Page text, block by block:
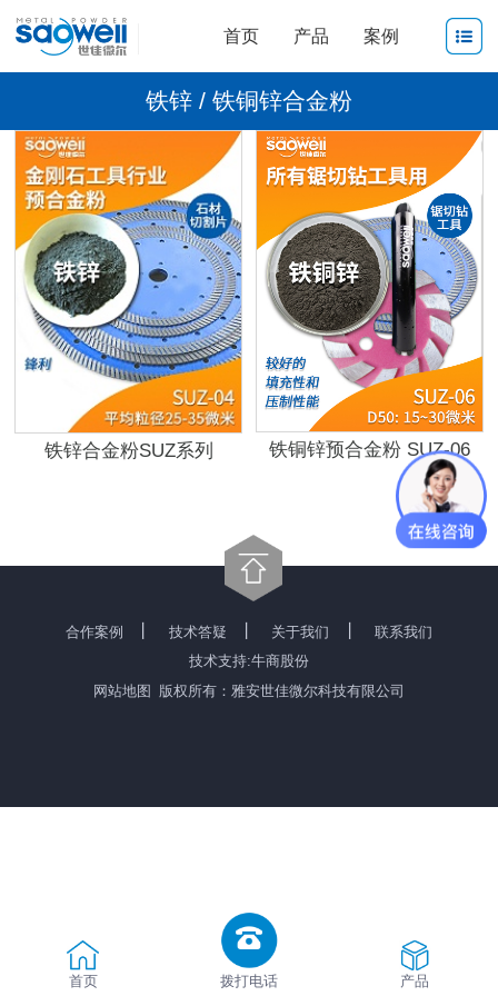
首页 产品 案例
铁锌 / 铁铜锌合金粉
铁锌合金粉SUZ系列 铁铜锌预合金粉 SUZ-06
合作案例 技术答疑 关于我们
联系我们
技术支持:牛商股份
网站地图
版权所有：雅安世佳微尔科技有限公司
首页 拨打电话 产品